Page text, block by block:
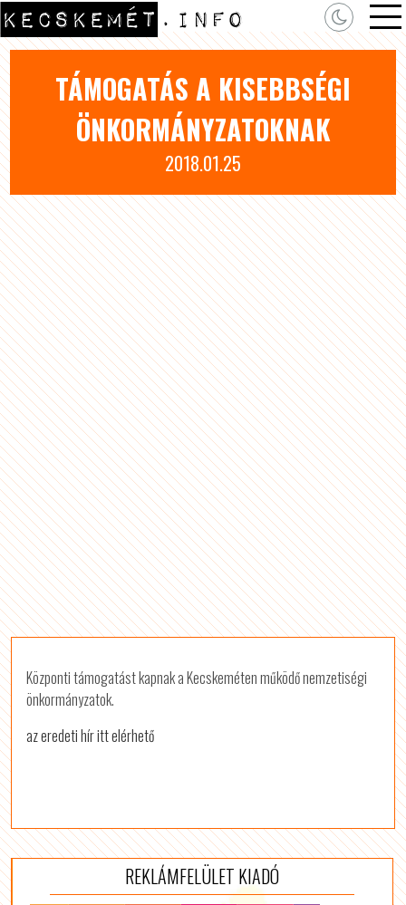
TÁMOGATÁS A KISEBBSÉGI
ÖNKORMÁNYZATOKNAK
2018.01.25
Központi támogatást kapnak a Kecskeméten működő nemzetiségi
önkormányzatok.
az eredeti hír itt elérhető
REKLÁMFELÜLET KIADÓ